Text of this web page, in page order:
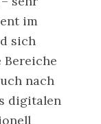
im
sich
nach
digitalen